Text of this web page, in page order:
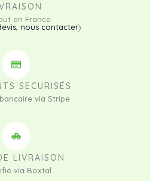
en France
nous contacter)
SECURISÉS
via Stripe
LIVRAISON
via Boxtal